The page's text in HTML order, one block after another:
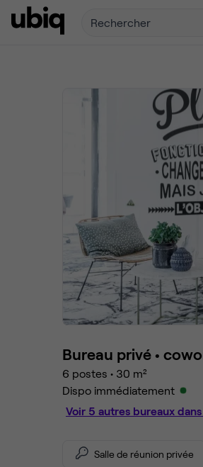
Rechercher
Bureau privé •
6 postes • 30 m²
Dispo immédiatement
Voir 5 autres bureaux
Salle de réunion privée